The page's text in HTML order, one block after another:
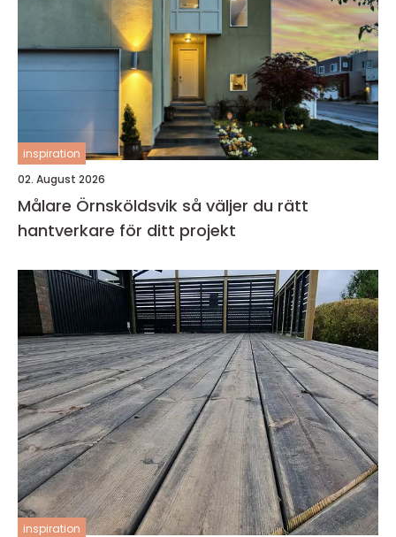
inspiration
02. August 2026
Målare Örnsköldsvik så väljer du rätt
hantverkare för ditt projekt
inspiration